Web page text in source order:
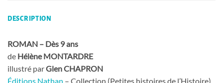
DESCRIPTION
ROMAN – Dès 9 ans
de Hélène MONTARDRE
illustré parGlen CHAPRON
Éditions Nathan – Collection (Petites histoires de l’Histoire)